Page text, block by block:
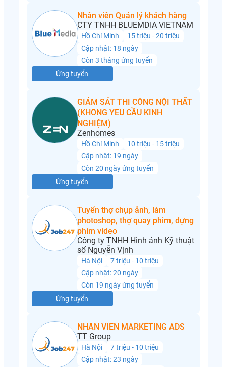
Nhân viên Quản lý khách hàng
CTY TNHH BLUEMDIA VIETNAM
Hồ Chí Minh
15 triệu - 20 triệu
Cập nhật: 18 ngày
Còn 3 tháng ứng tuyển
Ứng tuyển
GIÁM SÁT THI CÔNG NỘI THẤT
(KHÔNG YÊU CẦU KINH
NGHIỆM)
Zenhomes
Hồ Chí Minh
10 triệu - 15 triệu
Cập nhật: 19 ngày
Còn 20 ngày ứng tuyển
Ứng tuyển
Tuyển thợ chụp ảnh, làm
photoshop, thợ quay phim, dựng
phim video
Công ty TNHH Hình ảnh Kỹ thuật
số Nguyễn Vịnh
Hà Nội
7 triệu - 10 triệu
Cập nhật: 20 ngày
Còn 19 ngày ứng tuyển
Ứng tuyển
NHÂN VIÊN MARKETING ADS
TT Group
Hà Nội
7 triệu - 10 triệu
Cập nhật: 23 ngày